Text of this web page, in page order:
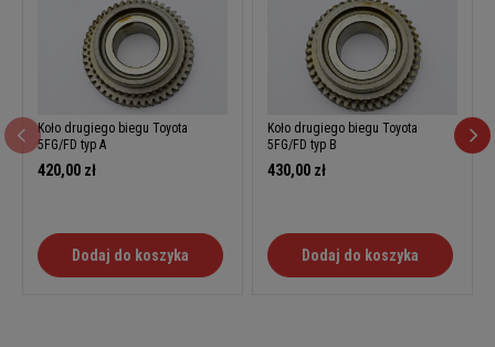
Koło drugiego biegu Toyota
5FG/FD typ A
420,00 zł
Dodaj do koszyka
Koło drugiego biegu Toyota
5FG/FD typ B
430,00 zł
Dodaj do koszyka